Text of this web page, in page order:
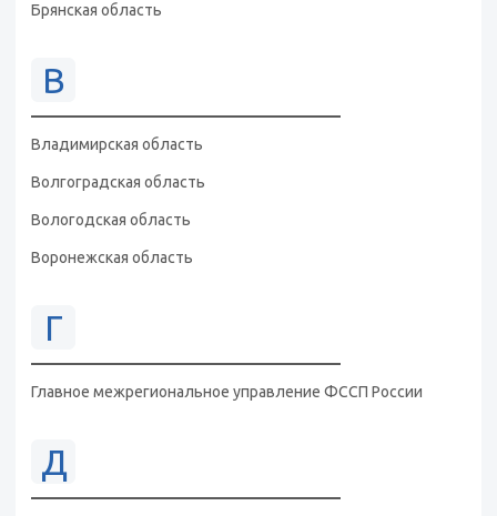
Брянская область
В
Владимирская область
Волгоградская область
Вологодская область
Воронежская область
Г
Главное межрегиональное управление ФССП России
Д